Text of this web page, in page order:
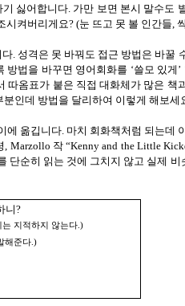
싫어합니다. 가만 보면 본시 말수도
켜버리게요? (눈 뜨고 못 볼 인간들,
. 성격은 못 바꿔도 접근 방법은 바꿀
법을 바꾸면 영어회화를 ‘쓸모 있게
따옴표가 붙은 직접 대화체가 많은 책
인데 방법을 달리하여 이렇게 해보세
옮깁니다. 마치 회화책처럼 되는데
Marzollo 작 “Kenny and the Little
단순히 읽는 것에 그치지 않고 실제
니?
지적하지 않는다.)
해준다.)